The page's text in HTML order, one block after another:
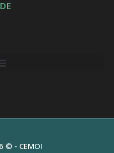
© - CEMOI